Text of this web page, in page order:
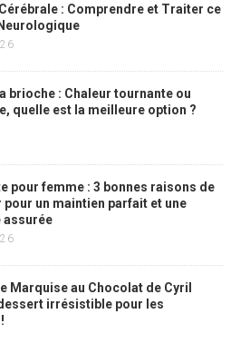
: Comprendre et Traiter ce
brioche : Chaleur tournante ou
quelle est la meilleure option ?
pour femme : 3 bonnes raisons de
pour un maintien parfait et une
assurée
Marquise au Chocolat de Cyril
irrésistible pour les